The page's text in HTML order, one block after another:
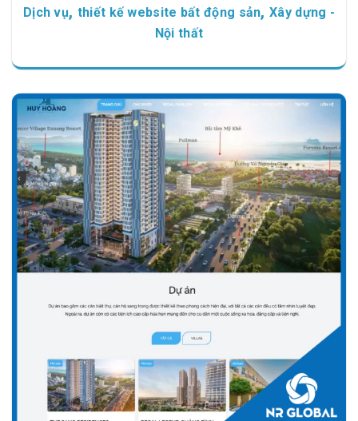
Dịch vụ, thiết kế website bất động sản,Xây dựng -
Nội thất
Chi tiết Xem giao diện